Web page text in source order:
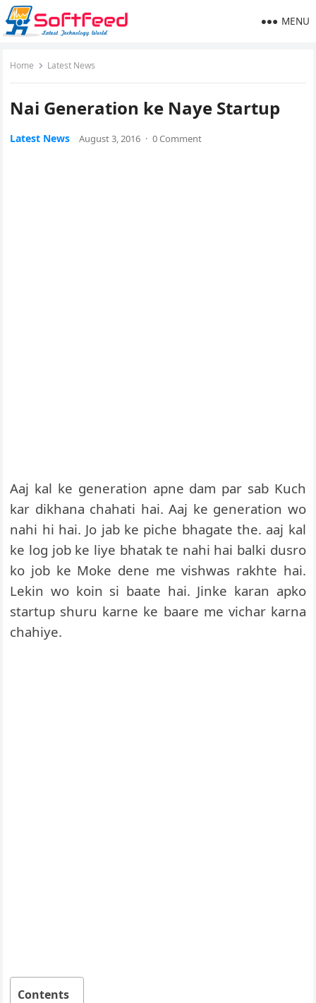
MENU
Home Latest News
Nai Generation ke Naye Startup
Latest News August 3, 2016 · 0 Comment
Aaj kal ke generation apne dam par sab Kuch
kar dikhana chahati hai. Aaj ke generation wo
nahi hi hai. Jo jab ke piche bhagate the. aaj kal
ke log job ke liye bhatak te nahi hai balki dusro
ko job ke Moke dene me vishwas rakhte hai.
Lekin wo koin si baate hai. Jinke karan apko
startup shuru karne ke baare me vichar karna
chahiye.
Contents